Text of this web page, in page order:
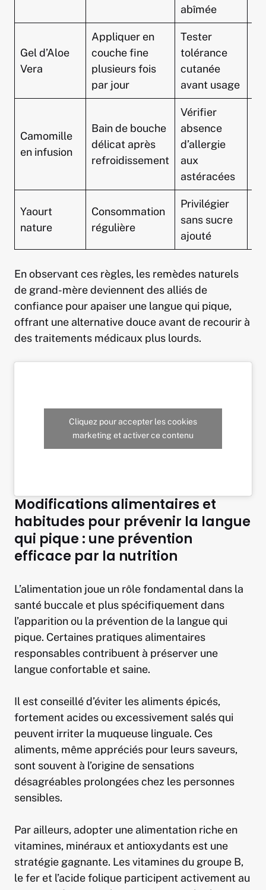
abîmée
Gel d’Aloe
Vera
Appliquer en
couche fine
plusieurs fois
par jour
Tester
tolérance
cutanée
avant usage
Camomille
en infusion
Bain de bouche
délicat après
refroidissement
Vérifier
absence
d’allergie
aux
astéracées
Yaourt
nature
Consommation
régulière
Privilégier
sans sucre
ajouté
En observant ces règles, les remèdes naturels
de grand-mère deviennent des alliés de
confiance pour apaiser une langue qui pique,
offrant une alternative douce avant de recourir à
des traitements médicaux plus lourds.
Cliquez pour accepter les cookies
marketing et activer ce contenu
Modifications alimentaires et
habitudes pour prévenir la langue
qui pique : une prévention
efficace par la nutrition
L’alimentation joue un rôle fondamental dans la
santé buccale et plus spécifiquement dans
l’apparition ou la prévention de la langue qui
pique. Certaines pratiques alimentaires
responsables contribuent à préserver une
langue confortable et saine.
Il est conseillé d’éviter les aliments épicés,
fortement acides ou excessivement salés qui
peuvent irriter la muqueuse linguale. Ces
aliments, même appréciés pour leurs saveurs,
sont souvent à l’origine de sensations
désagréables prolongées chez les personnes
sensibles.
Par ailleurs, adopter une alimentation riche en
vitamines, minéraux et antioxydants est une
stratégie gagnante. Les vitamines du groupe B,
le fer et l’acide folique participent activement au